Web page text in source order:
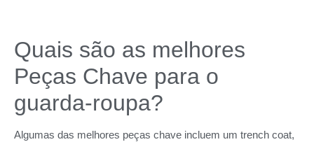
Quais são as melhores
Peças Chave para o
guarda-roupa?
Algumas das melhores peças chave incluem um trench coat,